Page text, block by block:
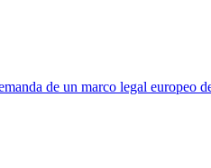
de un marco legal europeo